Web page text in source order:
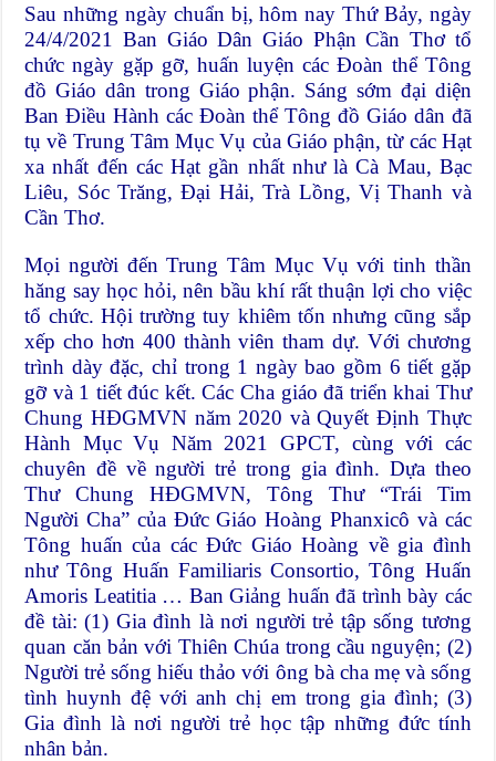
Sau những ngày chuẩn bị, hôm nay Thứ Bảy, ngày
24/4/2021 Ban Giáo Dân Giáo Phận Cần Thơ tổ
chức ngày gặp gỡ, huấn luyện các Đoàn thể Tông
đồ Giáo dân trong Giáo phận. Sáng sớm đại diện
Ban Điều Hành các Đoàn thể Tông đồ Giáo dân đã
tụ về Trung Tâm Mục Vụ của Giáo phận, từ các Hạt
xa nhất đến các Hạt gần nhất như là Cà Mau, Bạc
Liêu, Sóc Trăng, Đại Hải, Trà Lồng, Vị Thanh và
Cần Thơ.
Mọi người đến Trung Tâm Mục Vụ với tinh thần
hăng say học hỏi, nên bầu khí rất thuận lợi cho việc
tổ chức. Hội trường tuy khiêm tốn nhưng cũng sắp
xếp cho hơn 400 thành viên tham dự. Với chương
trình dày đặc, chỉ trong 1 ngày bao gồm 6 tiết gặp
gỡ và 1 tiết đúc kết. Các Cha giáo đã triển khai Thư
Chung HĐGMVN năm 2020 và Quyết Định Thực
Hành Mục Vụ Năm 2021 GPCT, cùng với các
chuyên đề về người trẻ trong gia đình. Dựa theo
Thư Chung HĐGMVN, Tông Thư “Trái Tim
Người Cha” của Đức Giáo Hoàng Phanxicô và các
Tông huấn của các Đức Giáo Hoàng về gia đình
như Tông Huấn Familiaris Consortio, Tông Huấn
Amoris Leatitia … Ban Giảng huấn đã trình bày các
đề tài: (1) Gia đình là nơi người trẻ tập sống tương
quan căn bản với Thiên Chúa trong cầu nguyện; (2)
Người trẻ sống hiếu thảo với ông bà cha mẹ và sống
tình huynh đệ với anh chị em trong gia đình; (3)
Gia đình là nơi người trẻ học tập những đức tính
nhân bản.